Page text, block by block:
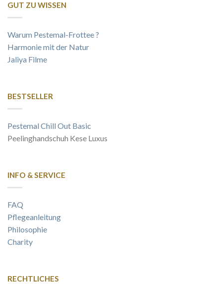
GUT ZU WISSEN
Warum Pestemal-Frottee ?
Harmonie mit der Natur
Jaliya Filme
BESTSELLER
Pestemal Chill Out Basic
Peelinghandschuh Kese Luxus
INFO & SERVICE
FAQ
Pflegeanleitung
Philosophie
Charity
RECHTLICHES